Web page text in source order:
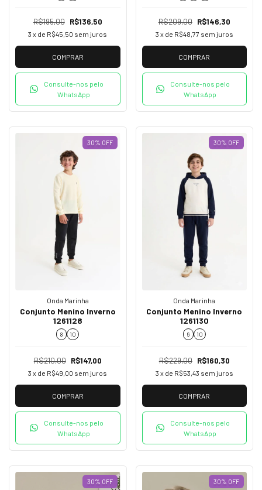
R$195,00 R$136,50
3 x de R$45,50 sem juros
COMPRAR
Consulte-nos pelo
WhatsApp
R$209,00 R$146,30
3 x de R$48,77 sem juros
COMPRAR
Consulte-nos pelo
WhatsApp
30% OFF
Onda Marinha
Conjunto Menino Inverno
1261128
8 10
R$210,00 R$147,00
3 x de R$49,00 sem juros
COMPRAR
Consulte-nos pelo
WhatsApp
30% OFF
Onda Marinha
Conjunto Menino Inverno
1261130
6 10
R$229,00 R$160,30
3 x de R$53,43 sem juros
COMPRAR
Consulte-nos pelo
WhatsApp
30% OFF 30% OFF